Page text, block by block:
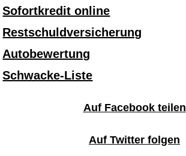
Sofortkredit online
Restschuldversicherung
Autobewertung
Schwacke-Liste
Auf Facebook teilen
Auf Twitter folgen